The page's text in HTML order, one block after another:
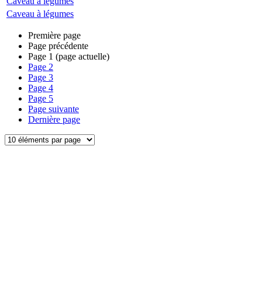
Caveau à légumes
Première page
Page précédente
Page 1 (page actuelle)
Page 2
Page 3
Page 4
Page 5
Page suivante
Dernière page